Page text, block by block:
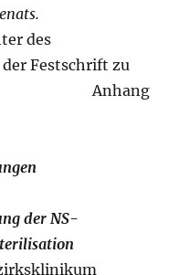
des
Festschrift zu
Anhang
der NS-